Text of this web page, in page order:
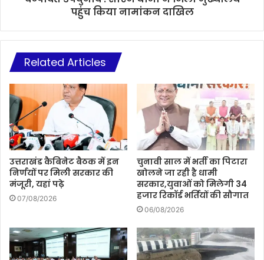
पहुंच किया नामांकन दाखिल
Related Articles
उत्तराखंड कैबिनेट बैठक में इन
निर्णयों पर मिली सरकार की
मंजूरी, यहां पढ़े
07/08/2026
चुनावी साल में भर्ती का पिटारा
खोलने जा रही है धामी
सरकार,युवाओं को मिलेगी 34
हजार रिकॉर्ड भर्तियों की सौगात
06/08/2026